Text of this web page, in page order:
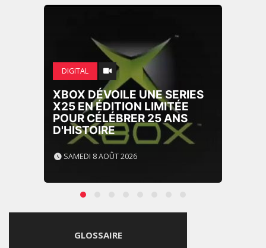
DIGITAL
XBOX DÉVOILE UNE SERIES
X25 EN ÉDITION LIMITÉE
POUR CÉLÉBRER 25 ANS
D'HISTOIRE
SAMEDI 8 AOÛT 2026
GLOSSAIRE